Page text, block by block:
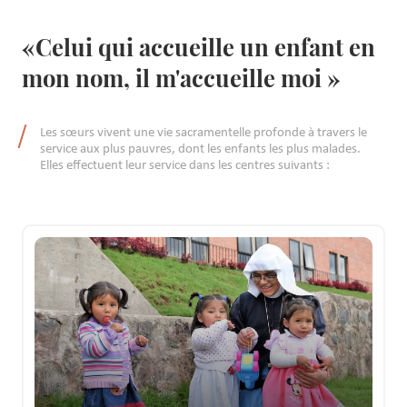
«Celui qui accueille un enfant en
mon nom, il m'accueille moi »
Les sœurs vivent une vie sacramentelle profonde à travers le
service aux plus pauvres, dont les enfants les plus malades.
Elles effectuent leur service dans les centres suivants :